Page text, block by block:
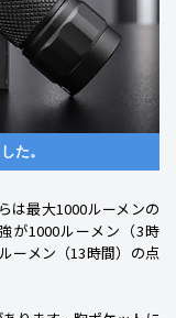
た。
は最大1000ルーメンの
が1000ルーメン（3時
ーメン（13時間）の点